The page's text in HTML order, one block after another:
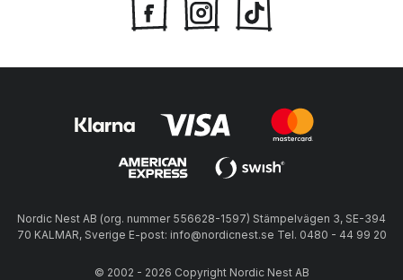
Nordic Nest AB (org. nummer 556628-1597) Stämpelvägen 3, SE-394
70 KALMAR, Sverige E-post: info@nordicnest.se Tel. 0480 - 44 99 20
© 2002 - 2026 Copyright Nordic Nest AB